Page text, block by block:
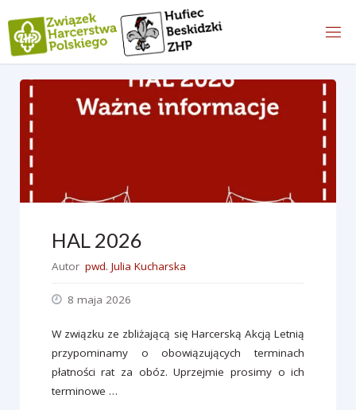
do
treści
on line
HAL 2026
Autor pwd. Julia Kucharska
8 maja 2026
W związku ze zbliżającą się Harcerską Akcją Letnią
przypominamy o obowiązujących terminach
płatności rat za obóz. Uprzejmie prosimy o ich
terminowe …